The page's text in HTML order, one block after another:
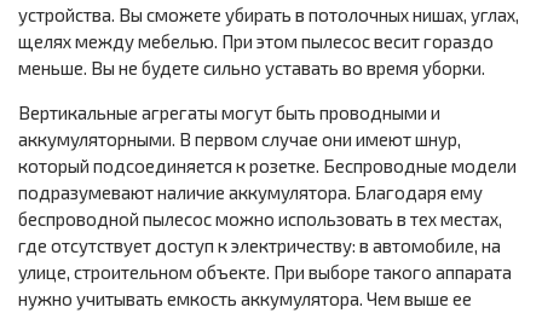
устройства. Вы сможете убирать в потолочных нишах, углах,
щелях между мебелью. При этом пылесос весит гораздо
меньше. Вы не будете сильно уставать во время уборки.
Вертикальные агрегаты могут быть проводными и
аккумуляторными. В первом случае они имеют шнур,
который подсоединяется к розетке. Беспроводные модели
подразумевают наличие аккумулятора. Благодаря ему
беспроводной пылесос можно использовать в тех местах,
где отсутствует доступ к электричеству: в автомобиле, на
улице, строительном объекте. При выборе такого аппарата
нужно учитывать емкость аккумулятора. Чем выше ее